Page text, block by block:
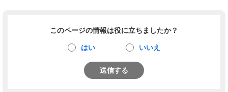
このページの情報は役に立ちましたか？
はい いいえ
送信する